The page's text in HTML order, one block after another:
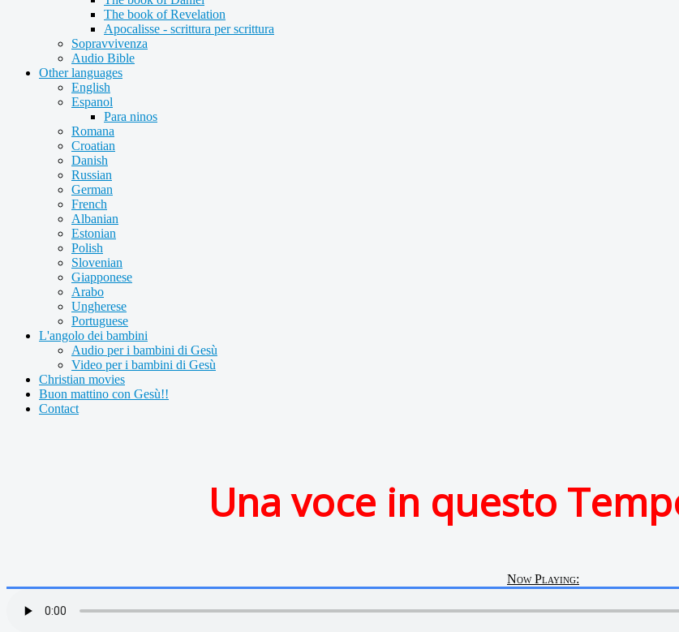
The book of Revelation
Apocalisse - scrittura per scrittura
Sopravvivenza
Audio Bible
Other languages
English
Espanol
Para ninos
Romana
Croatian
Danish
Russian
German
French
Albanian
Estonian
Polish
Slovenian
Giapponese
Arabo
Ungherese
Portuguese
L'angolo dei bambini
Audio per i bambini di Gesù
Video per i bambini di Gesù
Christian movies
Buon mattino con Gesù!!
Contact
Una voce in questo
Now Playing: